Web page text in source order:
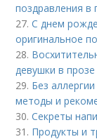
поздравления в
27.С днем
оригинальное
28.
девушки в прозе
29. Без
методы и
30.Секреты
31. Продукты и